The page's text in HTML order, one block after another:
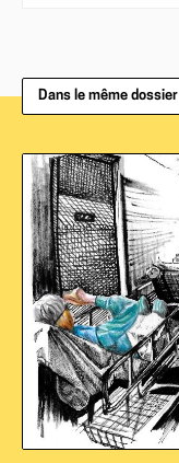
Dans le même dossier